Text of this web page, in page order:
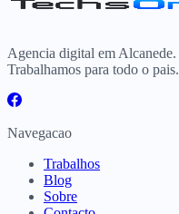
Agencia digital em Alcanede.
Trabalhamos para todo o pais.
Navegacao
Trabalhos
Blog
Sobre